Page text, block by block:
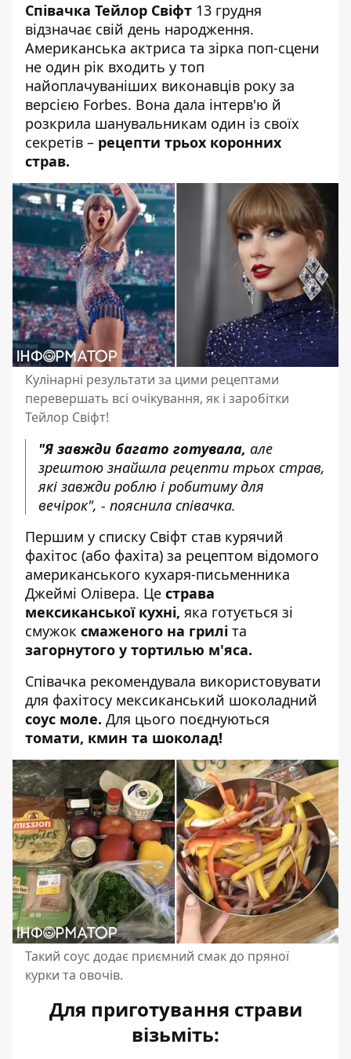
Співачка Тейлор Свіфт 13 грудня
відзначає свій день народження.
Американська актриса та зірка поп-сцени
не один рік входить у топ
найоплачуваніших виконавців року за
версією Forbes. Вона дала інтерв'ю й
розкрила шанувальникам один із своїх
секретів – рецепти трьох коронних
страв.
Кулінарні результати за цими рецептами
перевершать всі очікування, як і заробітки
Тейлор Свіфт!
"Я завжди багато готувала, але
зрештою знайшла рецепти трьох страв,
які завжди роблю і робитиму для
вечірок", - пояснила співачка.
Першим у списку Свіфт став курячий
фахітос (або фахіта) за рецептом відомого
американського кухаря-письменника
Джеймі Олівера. Це страва
мексиканської кухні, яка готується зі
смужок смаженого на грилі та
загорнутого у тортилью м'яса.
Співачка рекомендувала використовувати
для фахітосу мексиканський шоколадний
соус моле. Для цього поєднуються
томати, кмин та шоколад!
Такий соус додає приємний смак до пряної
курки та овочів.
Для приготування страви
візьміть: